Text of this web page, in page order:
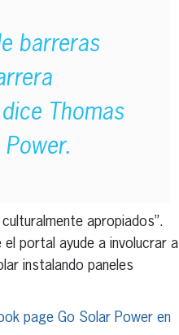
barreras
Thomas
apropiados”.
el portal ayude a involucrar a
instalando paneles
page Go Solar Power en